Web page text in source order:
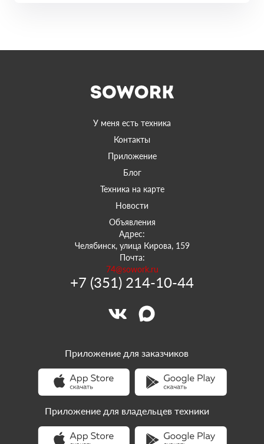
У меня есть техника
Контакты
Приложение
Блог
Техника на карте
Новости
Объявления
Адрес:
Челябинск, улица Кирова, 159
Почта:
74@sowork.ru
+7 (351) 214-10-44
Приложение для заказчиков
Приложение для владельцев техники